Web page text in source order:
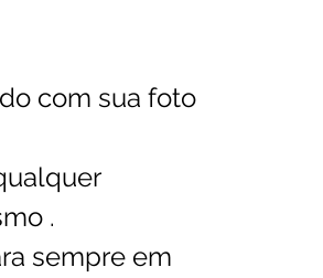
com sua foto
.
sempre em